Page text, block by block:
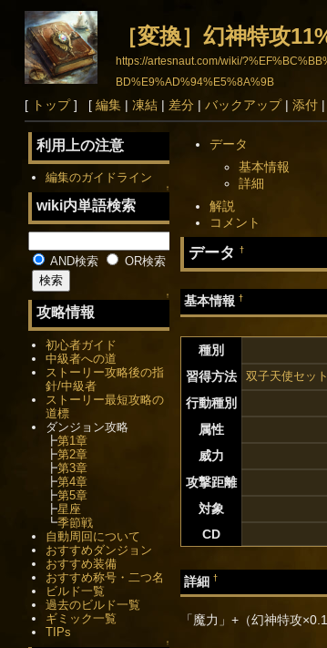
［変換］幻神特攻
https://artesnaut.com/wiki/
BD%E9%AD%94%E5%8A%9B
[ トップ] [ 編集| 凍結| 差分| バックアップ| 添付|
データ
基本情報
詳細
解説
コメント
データ †
基本情報 †
種別
習得方法
双子天使セット
行動種別
属性
威力
攻撃距離
対象
CD
詳細 †
「魔力」+（幻神特攻
利用上の注意
編集のガイドライン
↑
wiki内単語検索
AND検索 OR検索
↑
攻略情報
初心者ガイド
中級者への道
ストーリー攻略後の指
針/中級者
ストーリー最短攻略の
道標
ダンジョン攻略
┣第1章
┣第2章
┣第3章
┣第4章
┣第5章
┣星座
┗季節戦
自動周回について
おすすめダンジョン
おすすめ装備
おすすめ称号・二つ名
ビルド一覧
過去のビルド一覧
ギミック一覧
TIPs
↑